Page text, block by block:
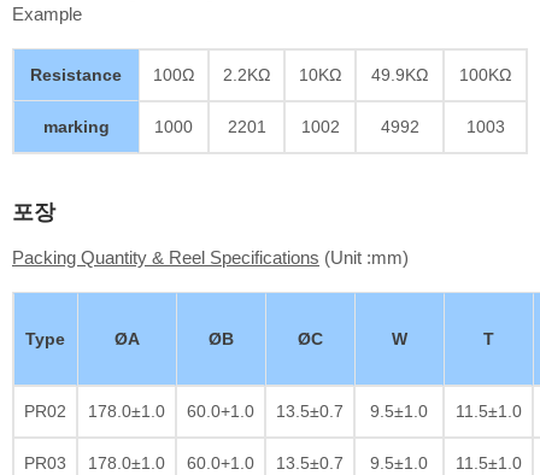
Example
Resistance 100Ω 2.2KΩ 10KΩ 49.9KΩ 100KΩ
marking 1000 2201 1002 4992 1003
포장
Packing Quantity & Reel Specifications (Unit :mm)
Type ØA ØB ØC W T
PR02 178.0±1.0 60.0+1.0 13.5±0.7 9.5±1.0 11.5±1.0
PR03 178.0±1.0 60.0+1.0 13.5±0.7 9.5±1.0 11.5±1.0